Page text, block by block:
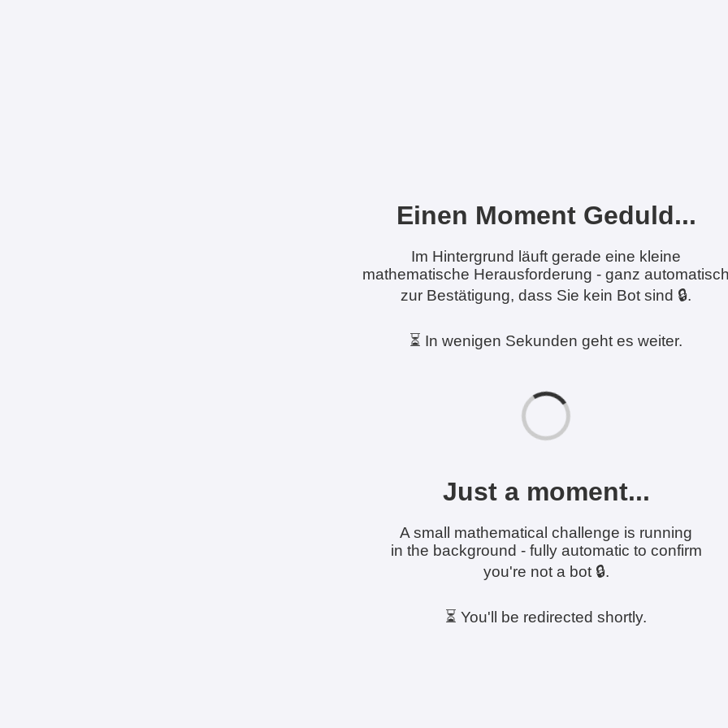
Einen Moment Geduld...
Im Hintergrund läuft gerade eine kleine
mathematische Herausforderung - ganz
zur Bestätigung, dass Sie kein Bot sind 🔒.
⏳ In wenigen Sekunden geht es weiter.
Just a moment...
A small mathematical challenge is running
in the background - fully automatic to confirm
you're not a bot 🔒.
⏳ You'll be redirected shortly.